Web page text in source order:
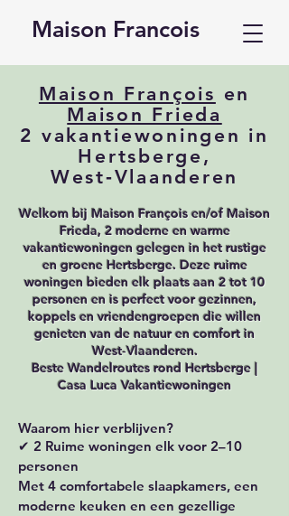
Maison Francois
Maison François en
Maison Frieda
2 vakantiewoningen in
Hertsberge,
West‑Vlaanderen
Welkom bij Maison François en/of Maison
Frieda, 2 moderne en warme
vakantiewoningen gelegen in het rustige
en groene Hertsberge. Deze ruime
woningen bieden elk plaats aan 2 tot 10
personen en is perfect voor gezinnen,
koppels en vriendengroepen die willen
genieten van de natuur en comfort in
West‑Vlaanderen.
Beste Wandelroutes rond Hertsberge |
Casa Luca Vakantiewoningen
Waarom hier verblijven?
✔ 2 Ruime woningen elk voor 2–10
personen
Met 4 comfortabele slaapkamers, een
moderne keuken en een gezellige